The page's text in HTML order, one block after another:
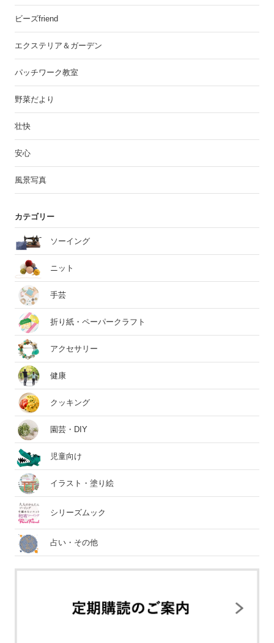
ビーズfriend
エクステリア＆ガーデン
パッチワーク教室
野菜だより
壮快
安心
風景写真
カテゴリー
ソーイング
ニット
手芸
折り紙・ペーパークラフト
アクセサリー
健康
クッキング
園芸・DIY
児童向け
イラスト・塗り絵
シリーズムック
占い・その他